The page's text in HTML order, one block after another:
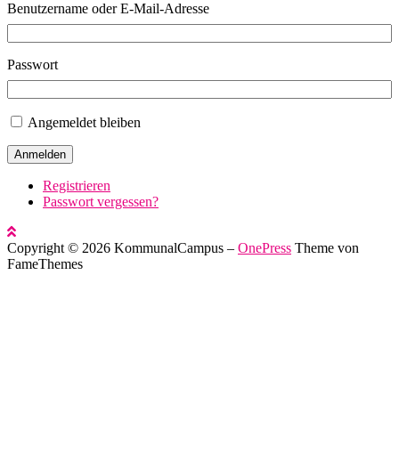
Benutzername oder E-Mail-Adresse
Passwort
Angemeldet bleiben
Anmelden
Registrieren
Passwort vergessen?
Copyright © 2026 KommunalCampus – OnePress Theme von
FameThemes